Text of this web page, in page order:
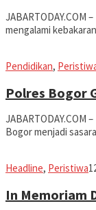
JABARTODAY.COM
mengalami
Pendidikan,
Polres Bogor
JABARTODAY.COM
Bogor menjadi
Headline, Peristiwa
In Memoriam